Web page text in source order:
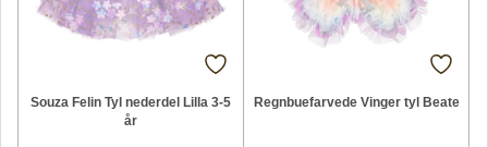
Souza Felin Tyl nederdel Lilla 3-5
år
Regnbuefarvede Vinger tyl Beate